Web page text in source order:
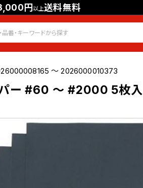
円以上送料無料
会員登録 ログイン お気に入り
～ 2026000010373
ー #60 ～ #2000 5枚入